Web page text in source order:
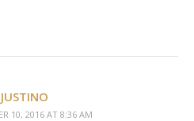
10, 2016 AT 8:36 AM